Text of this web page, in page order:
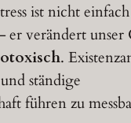
ist nicht
er verändert unser
.
ständige
führen zu